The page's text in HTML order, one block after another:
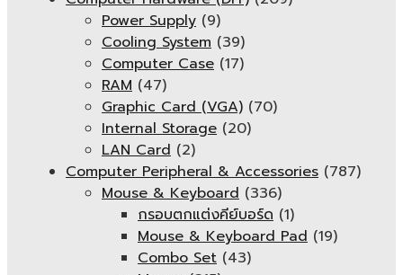
Power Supply (9)
Cooling System (39)
Computer Case (17)
RAM (47)
Graphic Card (VGA) (70)
Internal Storage (20)
LAN Card (2)
Computer Peripheral & Accessories (787)
Mouse & Keyboard (336)
กรอบตกแต่งคีย์บอร์ด (1)
Mouse & Keyboard Pad (19)
Combo Set (43)